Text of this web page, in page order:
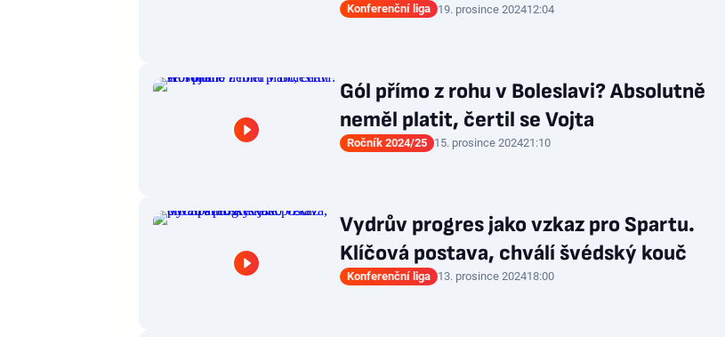
Konferenční liga 19. prosince 202412:04
Gól přímo z rohu v Boleslavi? Absolutně
neměl platit, čertil se Vojta
Ročník 2024/25 15. prosince 202421:10
Vydrův progres jako vzkaz pro Spartu.
Klíčová postava, chválí švédský kouč
Konferenční liga 13. prosince 202418:00